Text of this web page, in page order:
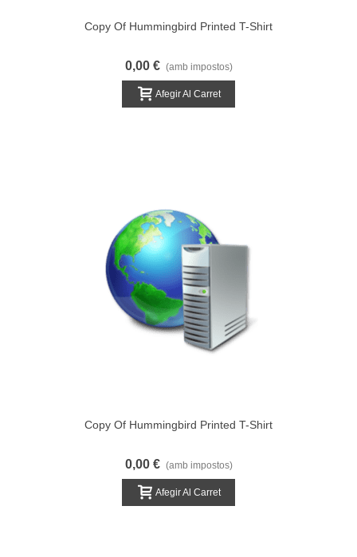
Copy Of Hummingbird Printed T-Shirt
0,00 € (amb impostos)
Afegir Al Carret
Copy Of Hummingbird Printed T-Shirt
0,00 € (amb impostos)
Afegir Al Carret